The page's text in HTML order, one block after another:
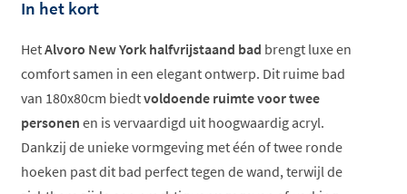
In het kort
HetAlvoro New York halfvrijstaand bad brengt luxe en
comfort samen in een elegant ontwerp. Dit ruime bad
van 180x80cm biedtvoldoende ruimte voor twee
personen en is vervaardigd uit hoogwaardig acryl.
Dankzij de unieke vormgeving met één of twee ronde
hoeken past dit bad perfect tegen de wand, terwijl de